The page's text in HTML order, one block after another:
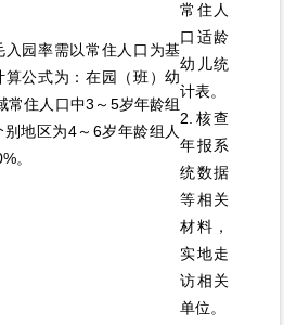
入园率需以常住人口为基
算公式为：在园（班）幼
常住人口中3～5岁年龄组
别地区为4～6岁年龄组人
。
常住人
口适龄
幼儿统
计表。
2.核查
年报系
统数据
等相关
材料，
实地走
访相关
单位。